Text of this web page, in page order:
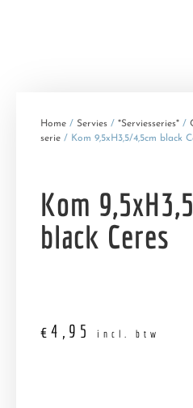
Home / Servies / *Serviesseries* /
serie / Kom 9,5xH3,5/4,5cm black
Kom
black Ceres
€ 4,95 incl. btw